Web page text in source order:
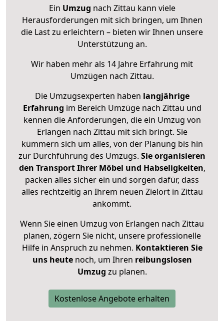
Ein Umzug nach Zittau kann viele
Herausforderungen mit sich bringen, um Ihnen
die Last zu erleichtern – bieten wir Ihnen unsere
Unterstützung an.
Wir haben mehr als 14 Jahre Erfahrung mit
Umzügen nach Zittau.
Die Umzugsexperten haben langjährige
Erfahrung im Bereich Umzüge nach Zittau und
kennen die Anforderungen, die ein Umzug von
Erlangen nach Zittau mit sich bringt. Sie
kümmern sich um alles, von der Planung bis hin
zur Durchführung des Umzugs. Sie organisieren
den Transport Ihrer Möbel und Habseligkeiten,
packen alles sicher ein und sorgen dafür, dass
alles rechtzeitig an Ihrem neuen Zielort in Zittau
ankommt.
Wenn Sie einen Umzug von Erlangen nach Zittau
planen, zögern Sie nicht, unsere professionelle
Hilfe in Anspruch zu nehmen. Kontaktieren Sie
uns heutenoch, um Ihren reibungslosen
Umzug zu planen.
Kostenlose Angebote erhalten